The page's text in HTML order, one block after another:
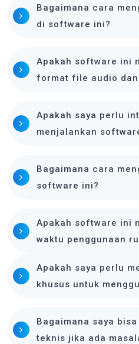
Bagaimana cara
di software ini?
Apakah software ini
format file audio dan
Apakah saya perlu
menjalankan
Bagaimana cara
software ini?
Apakah software ini
waktu penggunaan
Apakah saya perlu
khusus untuk
Bagaimana saya
teknis jika ada